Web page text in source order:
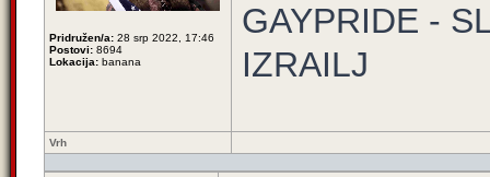
Pridružen/a: 28 srp 2022, 17:46
Postovi: 8694
Lokacija: banana
GAYPRIDE -
IZRAILJ
Vrh